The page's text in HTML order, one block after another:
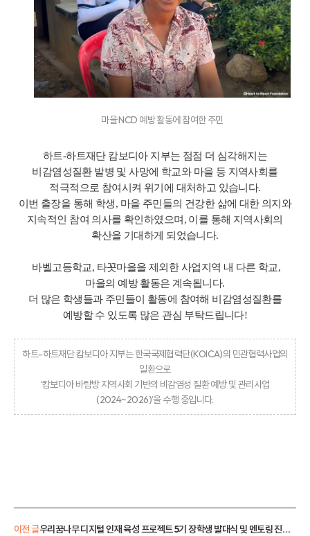
마을 NCD 예방 활동에 참여한 주민
하트-하트재단 캄보디아 지부는 점점 더 심각해지는
비감염성질환 발병 및 사망에 학교와 마을 등 지역사회를
적극적으로 참여시켜 위기에 대처하고 있습니다.
이번 출장을 통해 학생, 마을 주민들의 건강한 삶에 대한 의지와
지속적인 참여 의사를 확인하였으며, 이를 통해 지역사회의
확산을 기대하게 되었습니다.
바벨고등학교, 타꼿마을을 제외한 사업지역 내 다른 학교,
마을의 예방 활동은 계속됩니다.
더 많은 학생들과 주민들이 활동에 참여해 비감염성질환를
예방할 수 있도록 많은 관심 부탁드립니다!
하트-하트재단 캄보디아 지부는 한국국제협력단(KOICA)의 민관협력사업의
일환으로
‘캄보디아 바탐방 지역사회 기반의 비감염성 질환 예방 및 관리사업
(2024~2026)’을 수행 중입니다.
이전 글
우리꿈나무 디지털 인재 육성 프로젝트 5기 장학생 발대식 및 멘토링 진행 소식